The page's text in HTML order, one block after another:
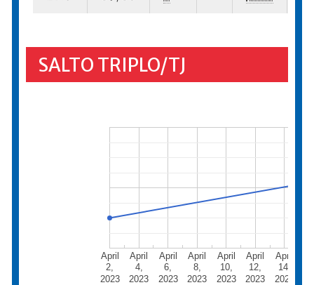
SALTO TRIPLO/TJ
April
2,
2023
April
4,
2023
April
6,
2023
April
8,
2023
April
10,
2023
April
12,
2023
April
14,
2023